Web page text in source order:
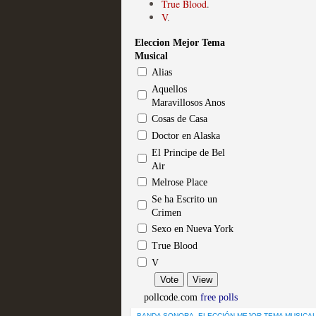
Mi experiencia como
MOLTISANTI
Recomendación de la semana
The Get Down o cómo
series más caras de la
MOLTISANTI
Recomendación de la semana
True Blood.
V.
Eleccion Mejor Tema
Musical
Alias
Aquellos
Maravillosos Anos
Cosas de Casa
Doctor en Alaska
El Principe de Bel
Air
Melrose Place
Se ha Escrito un
Crimen
Sexo en Nueva York
True Blood
V
pollcode.com free polls